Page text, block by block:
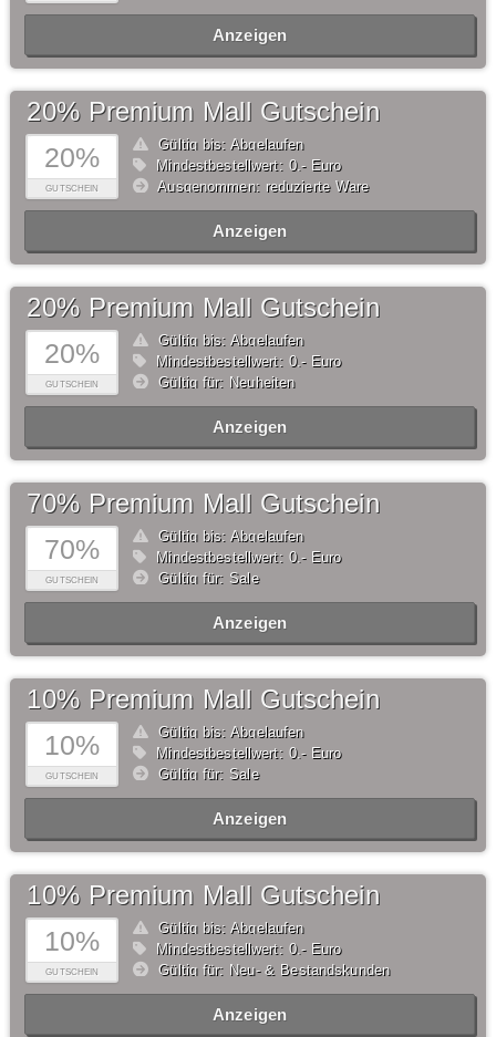
Anzeigen
20%
GUTSCHEIN
20% Premium Mall Gutschein
Gültig bis: Abgelaufen
Mindestbestellwert: 0,- Euro
Ausgenommen: reduzierte Ware
Anzeigen
20%
GUTSCHEIN
20% Premium Mall Gutschein
Gültig bis: Abgelaufen
Mindestbestellwert: 0,- Euro
Gültig für: Neuheiten
Anzeigen
70%
GUTSCHEIN
70% Premium Mall Gutschein
Gültig bis: Abgelaufen
Mindestbestellwert: 0,- Euro
Gültig für: Sale
Anzeigen
10%
GUTSCHEIN
10% Premium Mall Gutschein
Gültig bis: Abgelaufen
Mindestbestellwert: 0,- Euro
Gültig für: Sale
Anzeigen
10%
GUTSCHEIN
10% Premium Mall Gutschein
Gültig bis: Abgelaufen
Mindestbestellwert: 0,- Euro
Gültig für: Neu- & Bestandskunden
Anzeigen